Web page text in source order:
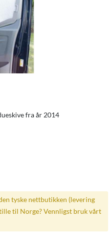
fra år 2014
tyske nettbutikken (levering
til Norge? Vennligst bruk vårt